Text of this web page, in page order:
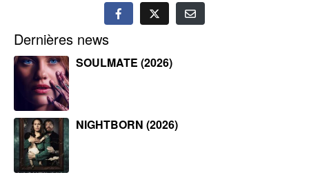
Dernières news
SOULMATE (2026)
NIGHTBORN (2026)